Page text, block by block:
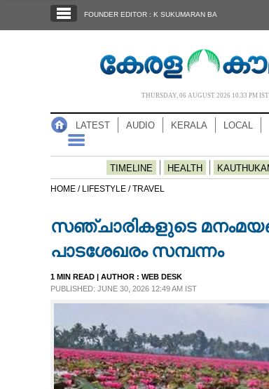
NOTIFIED NEWS
CASE DIARY
FOUNDER EDITOR : K SUKUMARAN BA
THURSDAY, 06 AUGUST 2026 10.33 PM IST
LATEST AUDIO KERALA LOCAL
TIMELINE HEALTH
HOME / LIFESTYLE /TRAVEL
സഞ്ചാരികളുടെ
പാടശേഖരം സമ്പന്നം
1 MIN READ | AUTHOR : WEB DESK
PUBLISHED: JUNE 30, 2026 12:49 AM IST